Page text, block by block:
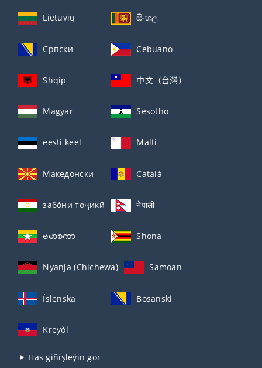
Lietuvių සිංහල
Српски Cebuano
Shqip 中文（台灣）
Magyar Sesotho
eesti keel Malti
Македонски Català
забо́ни тоҷикӣ́ नेपाली
ဗမာစကာ Shona
Nyanja (Chichewa) Samoan
Íslenska Bosanski
Kreyòl
Has giňişleýin gör